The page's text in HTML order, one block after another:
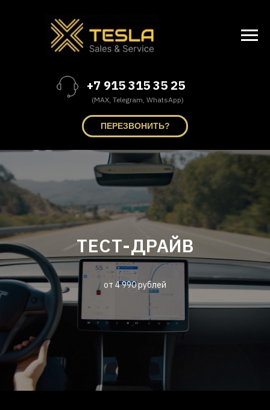
+7 915 315 35 25
(MAX, Telegram, WhatsApp)
ПЕРЕЗВОНИТЬ?
ТЕСТ-ДРАЙВ
от 4 990 рублей